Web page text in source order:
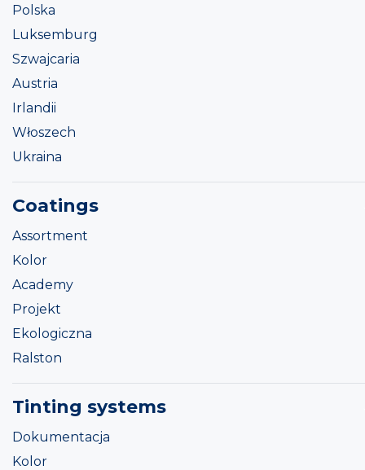
Polska
Luksemburg
Szwajcaria
Austria
Irlandii
Włoszech
Ukraina
Coatings
Assortment
Kolor
Academy
Projekt
Ekologiczna
Ralston
Tinting systems
Dokumentacja
Kolor